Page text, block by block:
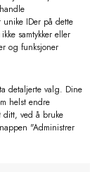
IDer på dette
samtykker eller
og funksjoner
detaljerte valg. Dine
helst endre
ditt, ved å bruke
"Administrer